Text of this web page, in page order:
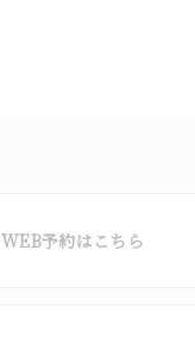
WEB予約はこちら